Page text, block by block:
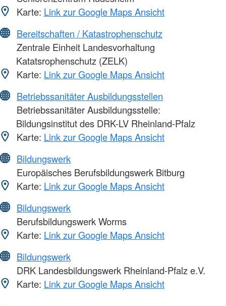
Karte: Link zur Google Maps Ansicht
Bereitschaften / Katastrophenschutz
Zentrale Einheit Landesvorhaltung
Katatsrophenschutz (ZELK)
Karte: Link zur Google Maps Ansicht
Betriebssanitäter Ausbildungsstellen
Betriebssanitäter Ausbildungsstelle:
Bildungsinstitut des DRK-LV Rheinland-Pfalz
Karte: Link zur Google Maps Ansicht
Bildungswerk
Europäisches Berufsbildungswerk Bitburg
Karte: Link zur Google Maps Ansicht
Bildungswerk
Berufsbildungswerk Worms
Karte: Link zur Google Maps Ansicht
Bildungswerk
DRK Landesbildungswerk Rheinland-Pfalz e.V.
Karte: Link zur Google Maps Ansicht